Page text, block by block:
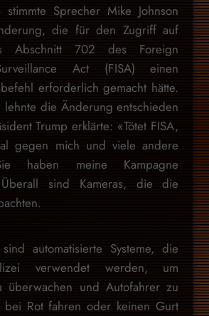
Sprecher Mike Johnson
die für den Zugriff auf
Abschnitt 702 des Foreign
Act (FISA) einen
erforderlich gemacht hätte.
lehnte die Änderung entschieden
Trump erklärte: «Tötet FISA,
gegen mich und viele andere
haben meine Kampagne
Überall sind Kameras, die die
automatisierte Systeme, die
verwendet werden, um
überwachen und Autofahrer zu
Rot fahren oder keinen Gurt